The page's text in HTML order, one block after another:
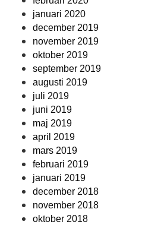
januari 2020
december 2019
november 2019
oktober 2019
september 2019
augusti 2019
juli 2019
juni 2019
maj 2019
april 2019
mars 2019
februari 2019
januari 2019
december 2018
november 2018
oktober 2018